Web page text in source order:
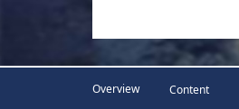
Overview Content